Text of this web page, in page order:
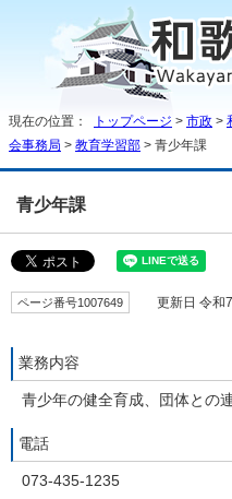
現在の位置： トップページ > 市政 >
会事務局 > 教育学習部 > 青少年課
青少年課
ページ番号1007649 更新日 令和7
業務内容
青少年の健全育成、団体との
電話
073-435-1235